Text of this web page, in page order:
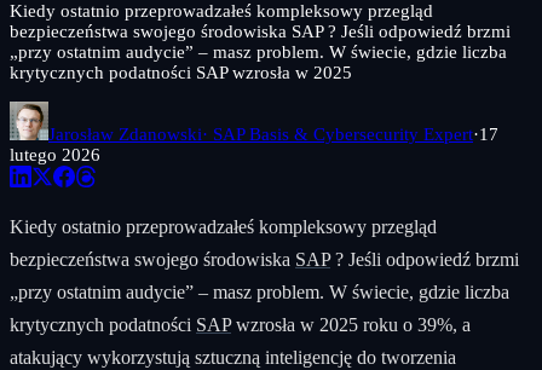
Kiedy ostatnio przeprowadzałeś kompleksowy przegląd
bezpieczeństwa swojego środowiska SAP ? Jeśli odpowiedź brzmi
„przy ostatnim audycie” – masz problem. W świecie, gdzie liczba
krytycznych podatności SAP wzrosła w 2025
Jarosław Zdanowski· SAP Basis & Cybersecurity Expert·17
lutego 2026
Kiedy ostatnio przeprowadzałeś kompleksowy przegląd
bezpieczeństwa swojego środowiska SAP? Jeśli odpowiedź brzmi
„przy ostatnim audycie” – masz problem. W świecie, gdzie liczba
krytycznych podatności SAPwzrosła w 2025 roku o 39%, a
atakujący wykorzystują sztuczną inteligencję do tworzenia